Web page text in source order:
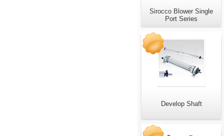
Sirocco Blower Single
Port Series
Develop Shaft